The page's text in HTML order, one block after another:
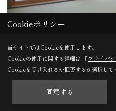
京壁仕上げで落ち着いた和室。
S様こだわりの空間です。
28. 2017年11月30日
Cookieポリシー
当サイトではCookieを使用します。
Cookieの使用に関する詳細は 「プライバ
Cookieを受け入れるか拒否するか選択して
同意する